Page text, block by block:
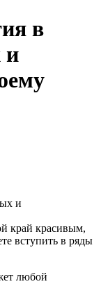
в
и
и
край красивым,
вступить в ряды
любой